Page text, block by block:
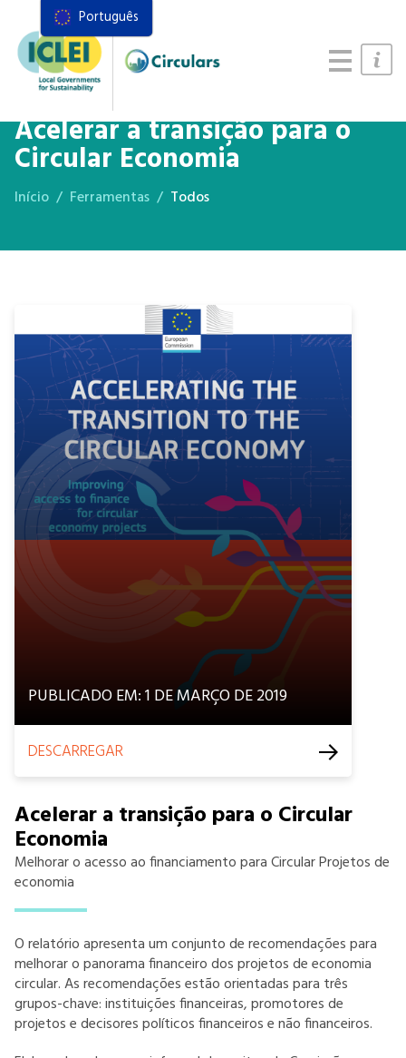
Recursos
Quadro de ações
Acelerar a transição para o
Circular Economia
Início Ferramentas Todos
PUBLICADO EM: 1 DE MARÇO DE 2019
DESCARREGAR
Acelerar a transição para o Circular
Economia
Melhorar o acesso ao financiamento para Circular Projetos de
economia
O relatório apresenta um conjunto de recomendações para
melhorar o panorama financeiro dos projetos de economia
circular. As recomendações estão orientadas para três
grupos-chave: instituições financeiras, promotores de
projetos e decisores políticos financeiros e não financeiros.
Português